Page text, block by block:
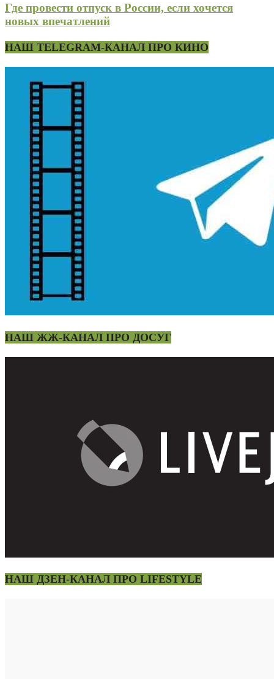
Где провести отпуск в России, если хочется
новых впечатлений
НАШ TELEGRAM-КАНАЛ ПРО КИНО
НАШ ЖЖ-КАНАЛ ПРО ДОСУГ
НАШ ДЗЕН-КАНАЛ ПРО LIFESTYLE